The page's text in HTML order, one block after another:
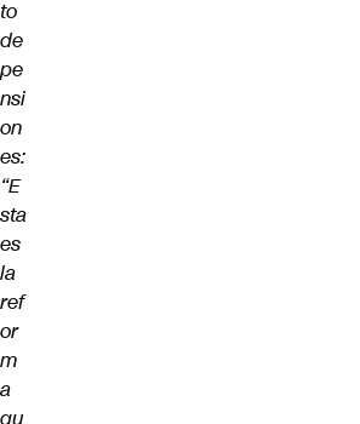
to
de
pe
nsi
on
es:
“E
sta
es
la
ref
or
m
a
qu